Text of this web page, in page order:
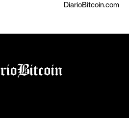
DiarioBitcoin.com